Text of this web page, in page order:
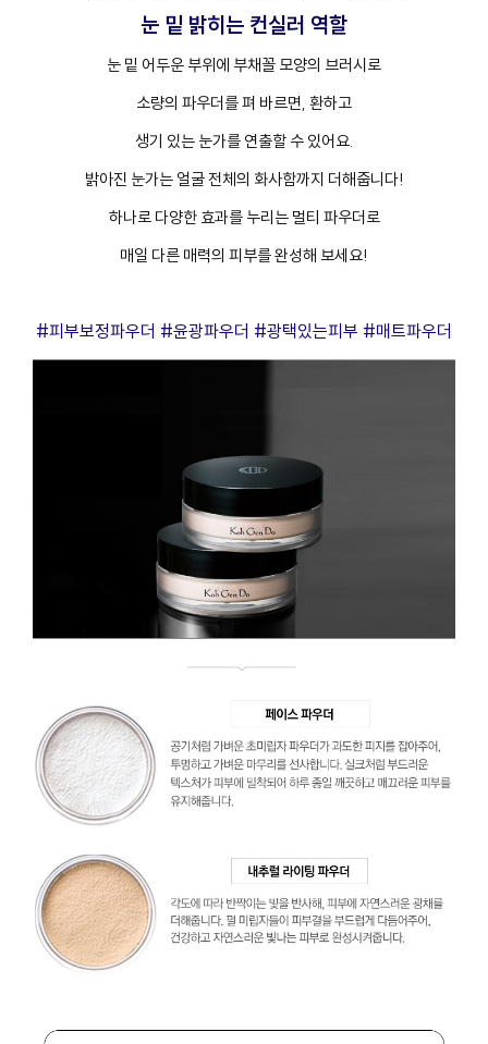
눈 밑 밝히는 컨실러 역할
눈 밑 어두운 부위에 부채꼴 모양의 브러시로
소량의 파우더를 펴 바르면, 환하고
생기 있는 눈가를 연출할 수 있어요.
밝아진 눈가는 얼굴 전체의 화사함까지 더해줍니다!
하나로 다양한 효과를 누리는 멀티 파우더로
매일 다른 매력의 피부를 완성해 보세요!
#피부보정파우더 #윤광파우더 #광택있는피부 #매트파우더